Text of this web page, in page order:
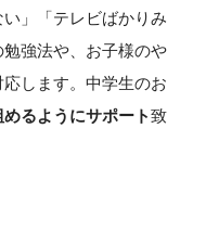
」「テレビばかりみ
強法や、お子様のや
します。中学生のお
るようにサポート致